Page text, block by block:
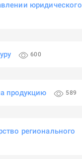
юридического
600
продукцию 589
регионального